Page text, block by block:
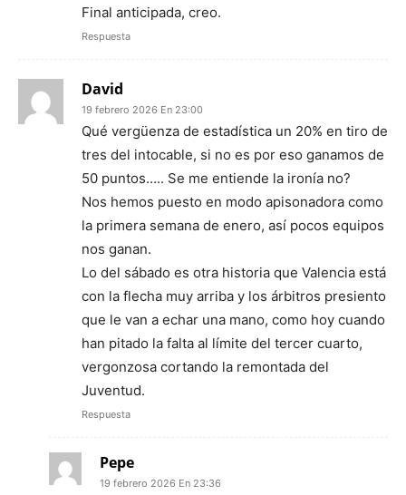
Final anticipada, creo.
Respuesta
David
19 febrero 2026 En 23:00
Qué vergüenza de estadística un 20% en tiro de
tres del intocable, si no es por eso ganamos de
50 puntos….. Se me entiende la ironía no?
Nos hemos puesto en modo apisonadora como
la primera semana de enero, así pocos equipos
nos ganan.
Lo del sábado es otra historia que Valencia está
con la flecha muy arriba y los árbitros presiento
que le van a echar una mano, como hoy cuando
han pitado la falta al límite del tercer cuarto,
vergonzosa cortando la remontada del
Juventud.
Respuesta
Pepe
19 febrero 2026 En 23:36